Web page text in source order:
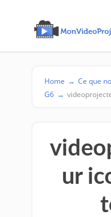
Home → Ce que
G6 →
ur